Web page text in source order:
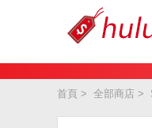
首頁 > 全部商店 >